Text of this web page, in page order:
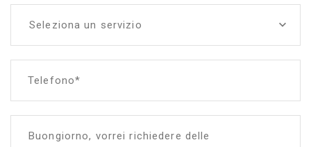
Seleziona un servizio
Telefono*